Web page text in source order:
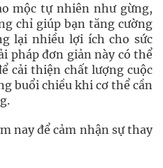
mộc tự nhiên như gừng,
chỉ giúp bạn tăng cường
lại nhiều lợi ích cho sức
pháp đơn giản này có thể
cải thiện chất lượng cuộc
buổi chiều khi cơ thể cần
nay để cảm nhận sự thay